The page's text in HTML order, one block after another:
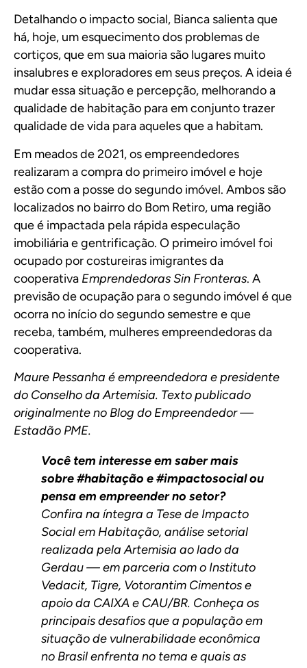
Detalhando o impacto social, Bianca salienta que
há, hoje, um esquecimento dos problemas de
cortiços, que em sua maioria são lugares muito
insalubres e exploradores em seus preços. A ideia é
mudar essa situação e percepção, melhorando a
qualidade de habitação para em conjunto trazer
qualidade de vida para aqueles que a habitam.
Em meados de 2021, os empreendedores
realizaram a compra do primeiro imóvel e hoje
estão com a posse do segundo imóvel. Ambos são
localizados no bairro do Bom Retiro, uma região
que é impactada pela rápida especulação
imobiliária e gentrificação. O primeiro imóvel foi
ocupado por costureiras imigrantes da
cooperativa Emprendedoras Sin Fronteras. A
previsão de ocupação para o segundo imóvel é que
ocorra no início do segundo semestre e que
receba, também, mulheres empreendedoras da
cooperativa.
Maure Pessanha é empreendedora e presidente
do Conselho da Artemisia. Texto publicado
originalmente no Blog do Empreendedor —
Estadão PME.
Você tem interesse em saber mais
sobre #habitação e #impactosocial ou
pensa em empreender no setor?
Confira na íntegra a Tese de Impacto
Social em Habitação, análise setorial
realizada pela Artemisia ao lado da
Gerdau — em parceria com o Instituto
Vedacit, Tigre, Votorantim Cimentos e
apoio da CAIXA e CAU/BR. Conheça os
principais desafios que a população em
situação de vulnerabilidade econômica
no Brasil enfrenta no tema e quais as